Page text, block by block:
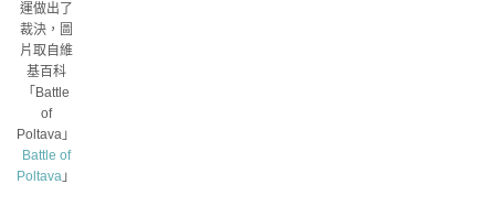
運做出了
裁決，圖
片取自維
基百科
「Battle
of
Poltava」
Battle of
Poltava 」